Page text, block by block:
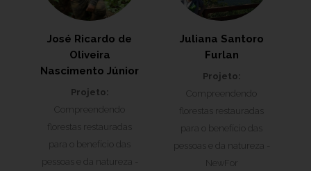
José Ricardo de
Oliveira
Nascimento Júnior
Projeto:
Compreendendo
florestas restauradas
para o benefício das
pessoas e da natureza -
Juliana Santoro
Furlan
Projeto:
Compreendendo
florestas restauradas
para o benefício das
pessoas e da natureza -
NewFor